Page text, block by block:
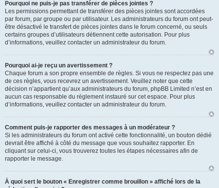
Pourquoi ne puis-je pas transférer de pièces jointes ?
Les permissions permettant de transférer des pièces jointes sont accordées
par forum, par groupe ou par utilisateur. Les administrateurs du forum ont peut-
être désactivé le transfert de pièces jointes dans le forum concerné, ou seuls
certains groupes d’utilisateurs détiennent cette autorisation. Pour plus
d’informations, veuillez contacter un administrateur du forum.
Pourquoi ai-je reçu un avertissement ?
Chaque forum a son propre ensemble de règles. Si vous ne respectez pas une
de ces règles, vous recevrez un avertissement. Veuillez noter que cette
décision n’appartient qu’aux administrateurs du forum, phpBB Limited n’est en
aucun cas responsable du règlement instauré sur cet espace. Pour plus
d’informations, veuillez contacter un administrateur du forum.
Comment puis-je rapporter des messages à un modérateur ?
Si les administrateurs du forum ont activé cette fonctionnalité, un bouton dédié
devrait être affiché à côté du message que vous souhaitez rapporter. En
cliquant sur celui-ci, vous trouverez toutes les étapes nécessaires afin de
rapporter le message.
À quoi sert le bouton « Enregistrer comme brouillon » affiché lors de la